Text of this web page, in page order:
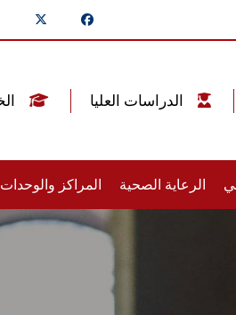
الرعاية الصحية المراكز والوحدات